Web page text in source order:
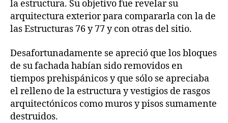
la estructura. Su objetivo fue revelar su
arquitectura exterior para compararla con la de
las Estructuras 76 y 77 y con otras del sitio.
Desafortunadamente se apreció que los bloques
de su fachada habían sido removidos en
tiempos prehispánicos y que sólo se apreciaba
el relleno de la estructura y vestigios de rasgos
arquitectónicos como muros y pisos sumamente
destruidos.